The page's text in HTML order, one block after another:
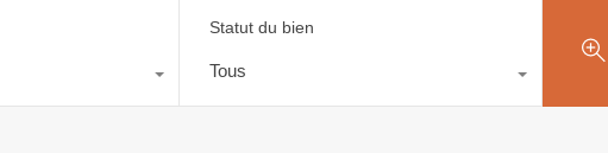
Statut du bien
Tous